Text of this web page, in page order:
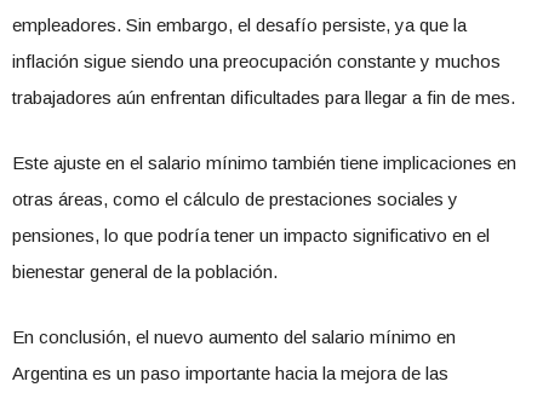
empleadores. Sin embargo, el desafío persiste, ya que la
inflación sigue siendo una preocupación constante y muchos
trabajadores aún enfrentan dificultades para llegar a fin de mes.
Este ajuste en el salario mínimo también tiene implicaciones en
otras áreas, como el cálculo de prestaciones sociales y
pensiones, lo que podría tener un impacto significativo en el
bienestar general de la población.
En conclusión, el nuevo aumento del salario mínimo en
Argentina es un paso importante hacia la mejora de las